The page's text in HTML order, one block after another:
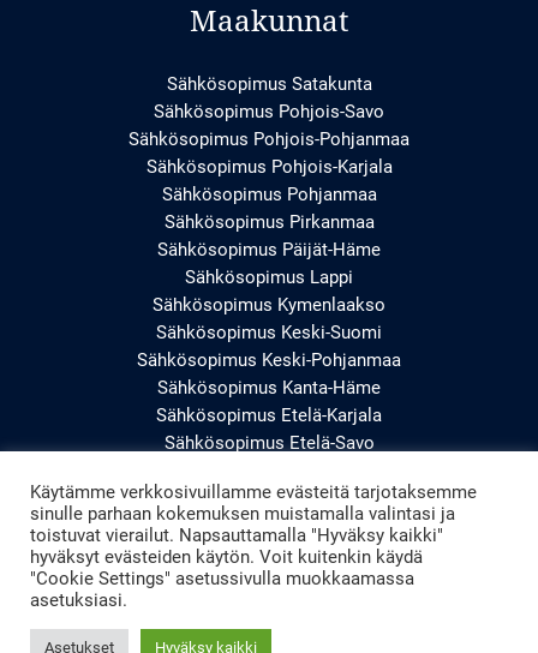
Maakunnat
Sähkösopimus Satakunta
Sähkösopimus Pohjois-Savo
Sähkösopimus Pohjois-Pohjanmaa
Sähkösopimus Pohjois-Karjala
Sähkösopimus Pohjanmaa
Sähkösopimus Pirkanmaa
Sähkösopimus Päijät-Häme
Sähkösopimus Lappi
Sähkösopimus Kymenlaakso
Sähkösopimus Keski-Suomi
Sähkösopimus Keski-Pohjanmaa
Sähkösopimus Kanta-Häme
Sähkösopimus Etelä-Karjala
Sähkösopimus Etelä-Savo
Sähkösopimus Uusimaa
Sähkösopimus Varsinais-Suomi
Copyright © 2026 Windesol | Powered By Windesol
Käytämme verkkosivuillamme evästeitä tarjotaksemme
sinulle parhaan kokemuksen muistamalla valintasi ja
toistuvat vierailut. Napsauttamalla "Hyväksy kaikki"
hyväksyt evästeiden käytön. Voit kuitenkin käydä
"Cookie Settings" asetussivulla muokkaamassa
asetuksiasi.
Asetukset Hyväksy kaikki